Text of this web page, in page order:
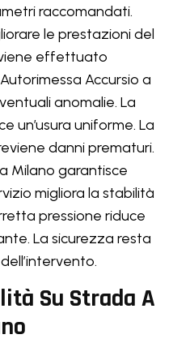
raccomandati.
le prestazioni del
effettuato
Accursio a
anomalie. La
un’usura uniforme. La
danni prematuri.
Milano garantisce
migliora la stabilità
pressione riduce
La sicurezza resta
Su Strada A